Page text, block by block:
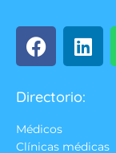
Directorio:
Médicos
Clínicas médicas